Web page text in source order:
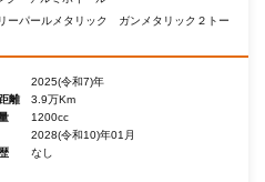
ーパールメタリック ガンメタリック２トー
2025(令和7)年
離
3.9万Km
1200cc
2028(令和10)年01月
なし